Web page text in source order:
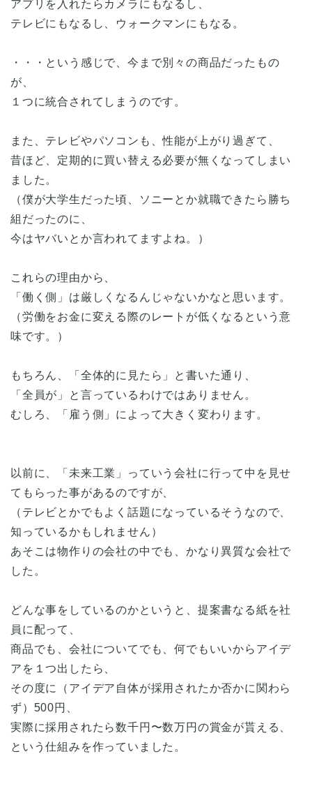
アプリを入れたらカメラにもなるし、
テレビにもなるし、ウォークマンにもなる。
・・・という感じで、今まで別々の商品だったもの
が、
１つに統合されてしまうのです。
また、テレビやパソコンも、性能が上がり過ぎて、
昔ほど、定期的に買い替える必要が無くなってしまい
ました。
（僕が大学生だった頃、ソニーとか就職できたら勝ち
組だったのに、
今はヤバいとか言われてますよね。）
これらの理由から、
「働く側」は厳しくなるんじゃないかなと思います。
（労働をお金に変える際のレートが低くなるという意
味です。）
もちろん、「全体的に見たら」と書いた通り、
「全員が」と言っているわけではありません。
むしろ、「雇う側」によって大きく変わります。
以前に、「未来工業」っていう会社に行って中を見せ
てもらった事があるのですが、
（テレビとかでもよく話題になっているそうなので、
知っているかもしれません）
あそこは物作りの会社の中でも、かなり異質な会社で
した。
どんな事をしているのかというと、提案書なる紙を社
員に配って、
商品でも、会社についてでも、何でもいいからアイデ
アを１つ出したら、
その度に（アイデア自体が採用されたか否かに関わら
ず）500円、
実際に採用されたら数千円〜数万円の賞金が貰える、
という仕組みを作っていました。